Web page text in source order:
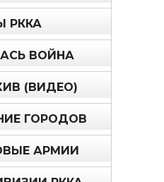
РККА
ВОЙНА
(ВИДЕО)
ГОРОДОВ
АРМИИ